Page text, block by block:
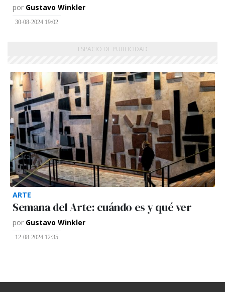
por Gustavo Winkler
30-08-2024 19:02
ARTE
Semana del Arte: cuándo es y qué ver
por Gustavo Winkler
12-08-2024 12:35